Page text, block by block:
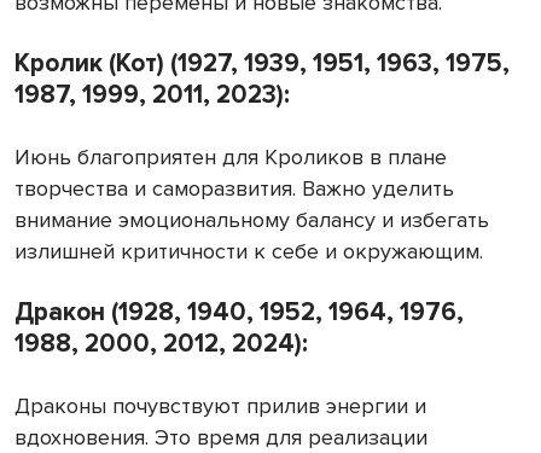
Кролик (Кот) (1927, 1939, 1951, 1963, 1975,
1987, 1999, 2011, 2023):
Июнь благоприятен для Кроликов в плане
творчества и саморазвития. Важно уделить
внимание эмоциональному балансу и избегать
излишней критичности к себе и окружающим.
Дракон (1928, 1940, 1952, 1964, 1976,
1988, 2000, 2012, 2024):
Драконы почувствуют прилив энергии и
вдохновения. Это время для реализации